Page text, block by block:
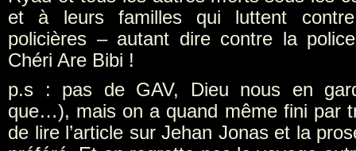
et à leurs familles qui luttent
policières – autant dire contre la
Chéri Are Bibi !
p.s : pas de GAV, Dieu nous en
que…), mais on a quand même fini par
de lire l’article sur Jehan Jonas et la